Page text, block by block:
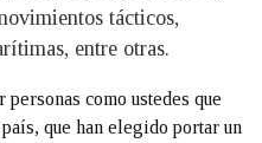
tácticos,
entre otras.
como ustedes que
que han elegido portar un